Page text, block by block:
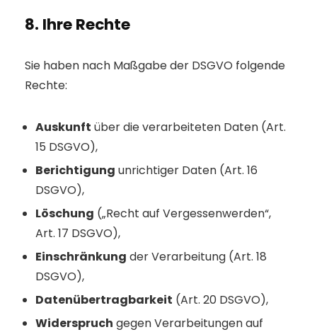
8. Ihre Rechte
Sie haben nach Maßgabe der DSGVO folgende
Rechte:
Auskunft über die verarbeiteten Daten (Art.
15 DSGVO),
Berichtigung unrichtiger Daten (Art. 16
DSGVO),
Löschung („Recht auf Vergessenwerden“,
Art. 17 DSGVO),
Einschränkung der Verarbeitung (Art. 18
DSGVO),
Datenübertragbarkeit (Art. 20 DSGVO),
Widerspruch gegen Verarbeitungen auf